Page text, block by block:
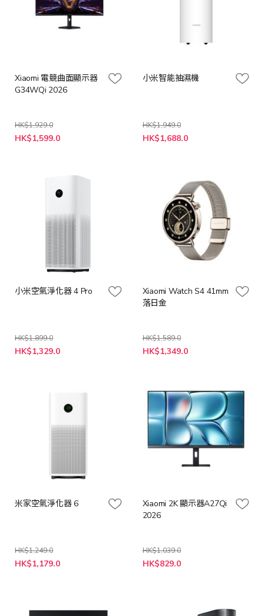
Xiaomi 電競曲面顯示器
G34WQi 2026
HK$1,929.0
特
殊
HK$1,599.0
小米智能抽濕機
HK$1,949.0
特
殊
HK$1,688.0
小米空氣淨化器 4 Pro
HK$1,899.0
特
殊
HK$1,329.0
Xiaomi Watch S4 41mm
落日金
HK$1,589.0
特
殊
HK$1,349.0
米家空氣淨化器 6
HK$1,249.0
特
殊
HK$1,179.0
Xiaomi 2K 顯示器A27Qi
2026
HK$1,039.0
特
殊
HK$829.0